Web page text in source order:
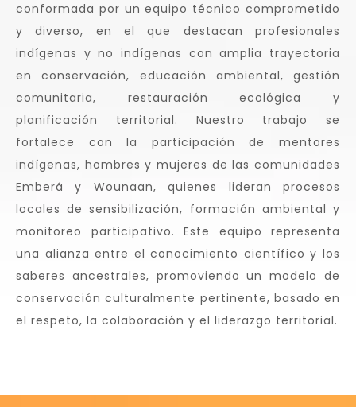
conformada por un equipo técnico comprometido
y diverso, en el que destacan profesionales
indígenas y no indígenas con amplia trayectoria
en conservación, educación ambiental, gestión
comunitaria, restauración ecológica y
planificación territorial. Nuestro trabajo se
fortalece con la participación de mentores
indígenas, hombres y mujeres de las comunidades
Emberá y Wounaan, quienes lideran procesos
locales de sensibilización, formación ambiental y
monitoreo participativo. Este equipo representa
una alianza entre el conocimiento científico y los
saberes ancestrales, promoviendo un modelo de
conservación culturalmente pertinente, basado en
el respeto, la colaboración y el liderazgo territorial.